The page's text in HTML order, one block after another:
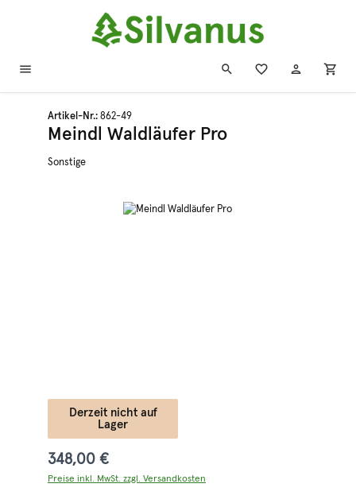
Zum Hauptinhalt springen
Artikel-Nr.: 862-49
Meindl Waldläufer Pro
Sonstige
Bildergalerie überspringen
Derzeit nicht auf
Lager
348,00 €
Preise inkl. MwSt. zzgl. Versandkosten